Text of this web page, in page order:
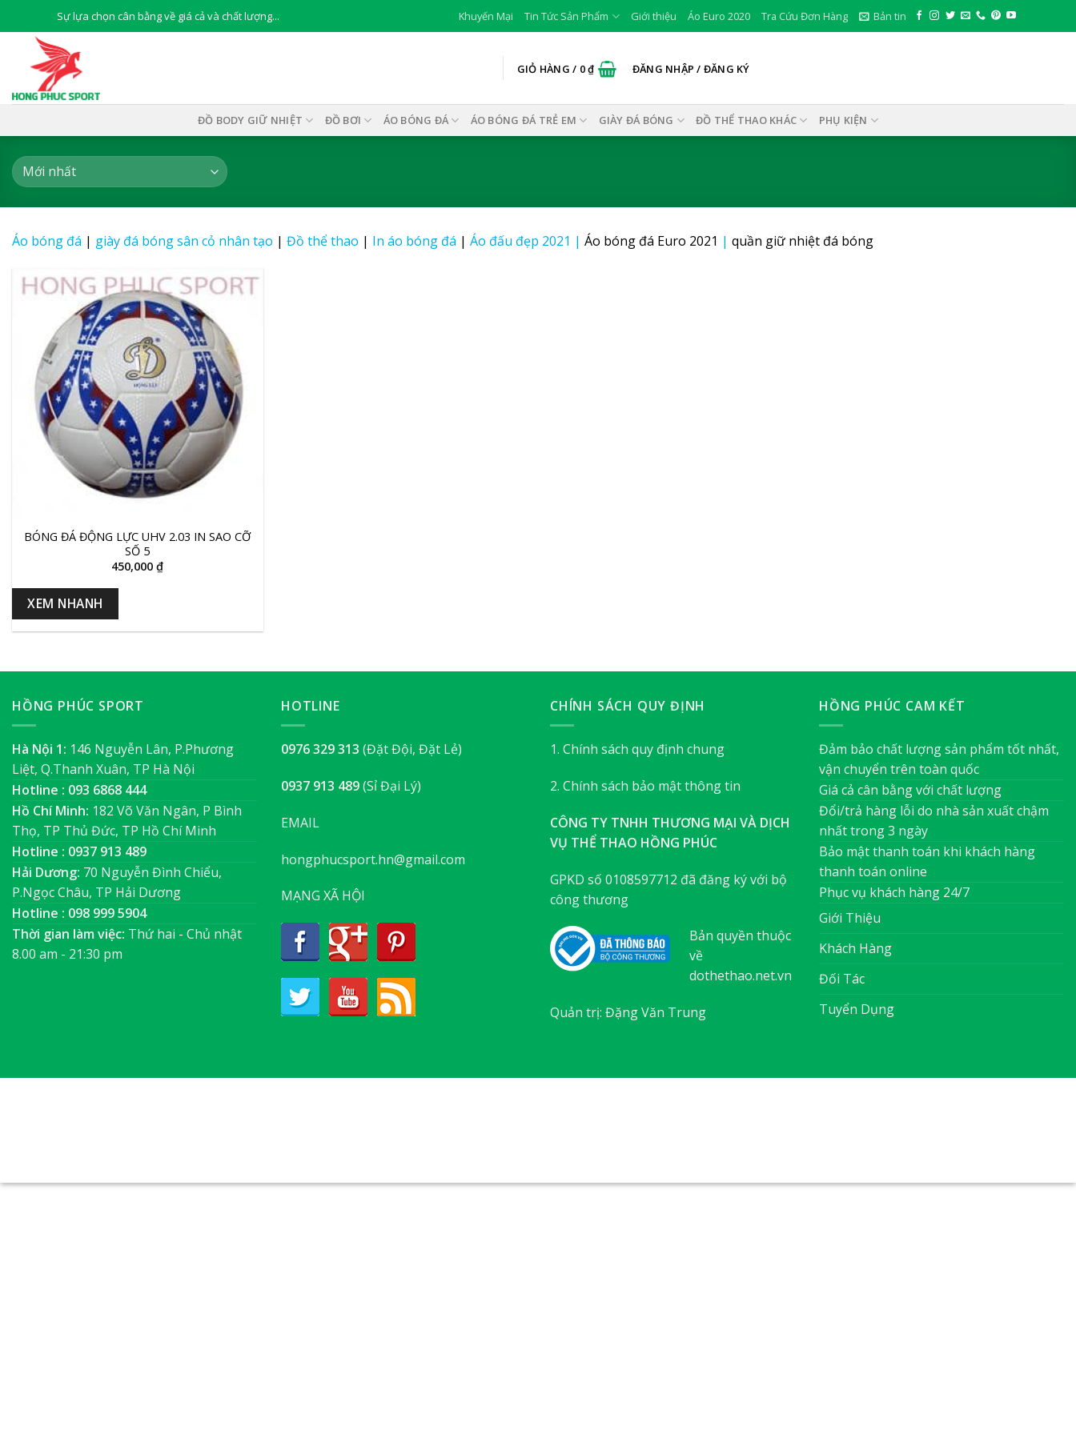
to
content
Sự lựa chọn cân bằng về giá cả và chất lượng... Khuyến Mại Tin Tức Sản Phẩm Giới thiệu Áo Euro 2020 Tra Cứu Đơn Hàng Bản tin
GIỎ HÀNG / 0₫ ĐĂNG NHẬP / ĐĂNG KÝ
ĐỒ BODY GIỮ NHIỆT ĐỒ BƠI ÁO BÓNG ĐÁ ÁO BÓNG ĐÁ TRẺ EM GIÀY ĐÁ BÓNG ĐỒ THỂ THAO KHÁC PHỤ KIỆN
Áo bóng đá | giày đá bóng sân cỏ nhân tạo | Đồ thể thao | In áo bóng đá | Áo đấu đẹp 2021 | Áo bóng đá Euro 2021 | quần giữ nhiệt đá bóng
BÓNG ĐÁ ĐỘNG LỰC UHV 2.03 IN SAO CỠ
SỐ 5
450,000₫
XEM NHANH
HỒNG PHÚC SPORT
Hà Nội 1: 146 Nguyễn Lân, P.Phương
Liệt, Q.Thanh Xuân, TP Hà Nội
Hotline : 093 6868 444
Hồ Chí Minh: 182 Võ Văn Ngân, P Bình
Thọ, TP Thủ Đức, TP Hồ Chí Minh
Hotline : 0937 913 489
Hải Dương: 70 Nguyễn Đình Chiểu,
P.Ngọc Châu, TP Hải Dương
Hotline : 098 999 5904
Thời gian làm việc: Thứ hai - Chủ nhật
8.00 am - 21:30 pm
HOTLINE
0976 329 313 (Đặt Đội, Đặt Lẻ)
0937 913 489(Sỉ Đại Lý)
EMAIL
hongphucsport.hn@gmail.com
MẠNG XÃ HỘI
CHÍNH SÁCH QUY ĐỊNH
1. Chính sách quy định chung
2. Chính sách bảo mật thông tin
CÔNG TY TNHH THƯƠNG MẠI VÀ DỊCH
VỤ THỂ THAO HỒNG PHÚC
GPKD số 0108597712 đã đăng ký với bộ
công thương
Bản quyền thuộc
về
dothethao.net.vn
Quản trị: Đặng Văn Trung
HỒNG PHÚC CAM KẾT
Đảm bảo chất lượng sản phẩm tốt nhất,
vận chuyển trên toàn quốc
Giá cả cân bằng với chất lượng
Đổi/trả hàng lỗi do nhà sản xuất chậm
nhất trong 3 ngày
Bảo mật thanh toán khi khách hàng
thanh toán online
Phục vụ khách hàng 24/7
Giới Thiệu
Khách Hàng
Đối Tác
Tuyển Dụng